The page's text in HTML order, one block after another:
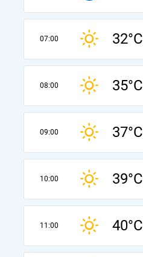
07:00 32°C
08:00 35°C
09:00 37°C
10:00 39°C
11:00 40°C